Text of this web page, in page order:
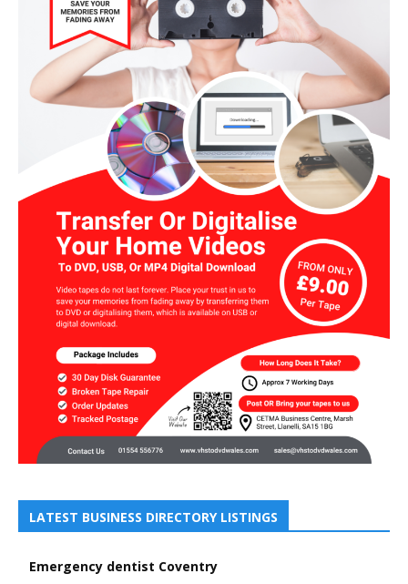
LATEST BUSINESS DIRECTORY LISTINGS
Emergency dentist Coventry